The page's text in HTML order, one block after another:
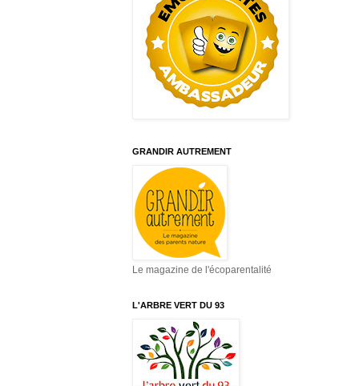
GRANDIR AUTREMENT
Le magazine de l'écoparentalité
L'ARBRE VERT DU 93